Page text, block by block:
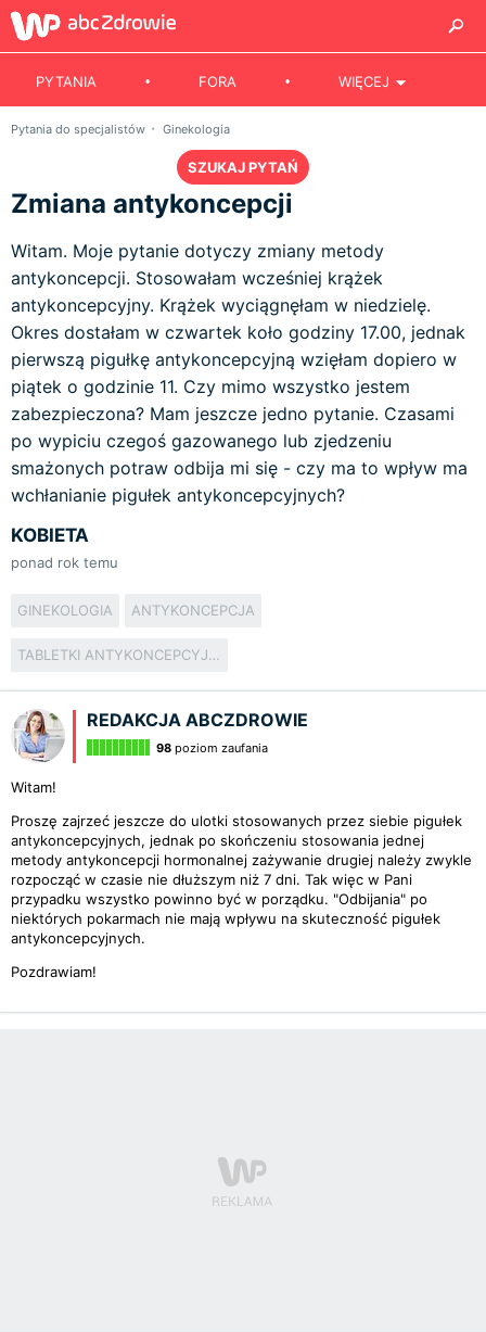
PYTANIA FORA WIĘCEJ
Pytania do specjalistów Ginekologia
SZUKAJ PYTAŃ
Zmiana antykoncepcji
Witam. Moje pytanie dotyczy zmiany metody
antykoncepcji. Stosowałam wcześniej krążek
antykoncepcyjny. Krążek wyciągnęłam w niedzielę.
Okres dostałam w czwartek koło godziny 17.00, jednak
pierwszą pigułkę antykoncepcyjną wzięłam dopiero w
piątek o godzinie 11. Czy mimo wszystko jestem
zabezpieczona? Mam jeszcze jedno pytanie. Czasami
po wypiciu czegoś gazowanego lub zjedzeniu
smażonych potraw odbija mi się - czy ma to wpływ ma
wchłanianie pigułek antykoncepcyjnych?
KOBIETA
ponad rok temu
GINEKOLOGIA ANTYKONCEPCJA
TABLETKI ANTYKONCEPCYJNE
REDAKCJA ABCZDROWIE
98 poziom zaufania
Witam!
Proszę zajrzeć jeszcze do ulotki stosowanych przez siebie pigułek
antykoncepcyjnych, jednak po skończeniu stosowania jednej
metody antykoncepcji hormonalnej zażywanie drugiej należy zwykle
rozpocząć w czasie nie dłuższym niż 7 dni. Tak więc w Pani
przypadku wszystko powinno być w porządku. "Odbijania" po
niektórych pokarmach nie mają wpływu na skuteczność pigułek
antykoncepcyjnych.
Pozdrawiam!